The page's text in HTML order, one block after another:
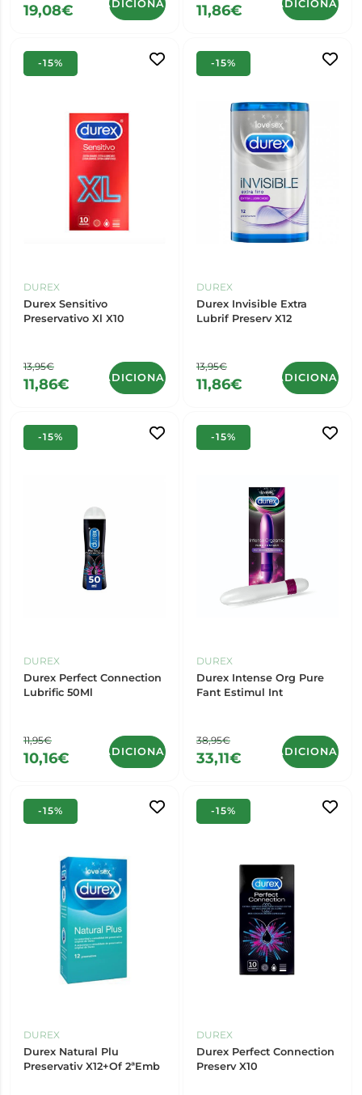
19,08€ ADICIONAR 11,86€ ADICIONAR
-15%
DUREX
Durex Sensitivo
Preservativo Xl X10
13,95€
11,86€ ADICIONAR
-15%
DUREX
Durex Invisible Extra
Lubrif Preserv X12
13,95€
11,86€ ADICIONAR
-15%
DUREX
Durex Perfect Connection
Lubrific 50Ml
11,95€
10,16€ ADICIONAR
-15%
DUREX
Durex Intense Org Pure
Fant Estimul Int
38,95€
33,11€ ADICIONAR
-15%
DUREX
Durex Natural Plu
Preservativ X12+Of 2ªEmb
-15%
DUREX
Durex Perfect Connection
Preserv X10